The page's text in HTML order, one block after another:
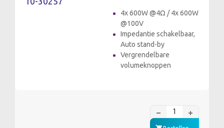
4x 600W @4Ω / 4x 600W
@100V
Impedantie schakelbaar,
Auto stand-by
Vergrendelbare
volumeknoppen